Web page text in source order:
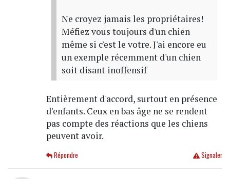
Ne croyez jamais les propriétaires!
Méfiez vous toujours d'un chien
même si c'est le votre. J'ai encore eu
un exemple récemment d'un chien
soit disant inoffensif
Entièrement d'accord, surtout en présence
d'enfants. Ceux en bas âge ne se rendent
pas compte des réactions que les chiens
peuvent avoir.
Signaler
Répondre